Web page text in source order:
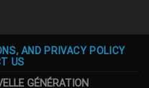
AND PRIVACY POLICY
US
GÉNÉRATION